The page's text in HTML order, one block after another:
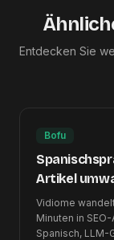
Entdecken Sie
Bofu
Artikel
Vidiome
Minuten in
Spanisch, LLM-